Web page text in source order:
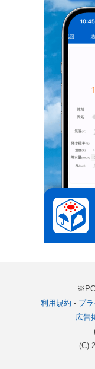
利用規約 - プ
広告
(C)